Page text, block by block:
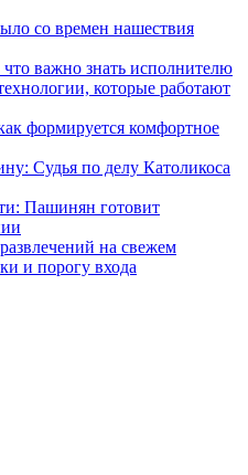
со времен нашествия
что важно знать исполнителю
которые работают
формируется комфортное
Судья по делу Католикоса
Пашинян готовит
на свежем
и порогу входа